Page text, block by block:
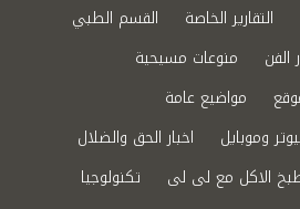
التقارير الخاصة
القسم الطبي
الفن
منوعات مسيحية
مواضيع عامة
وموبايل
اخبار الحق والضلال
الاكل مع لى لى
تكنولوجيا